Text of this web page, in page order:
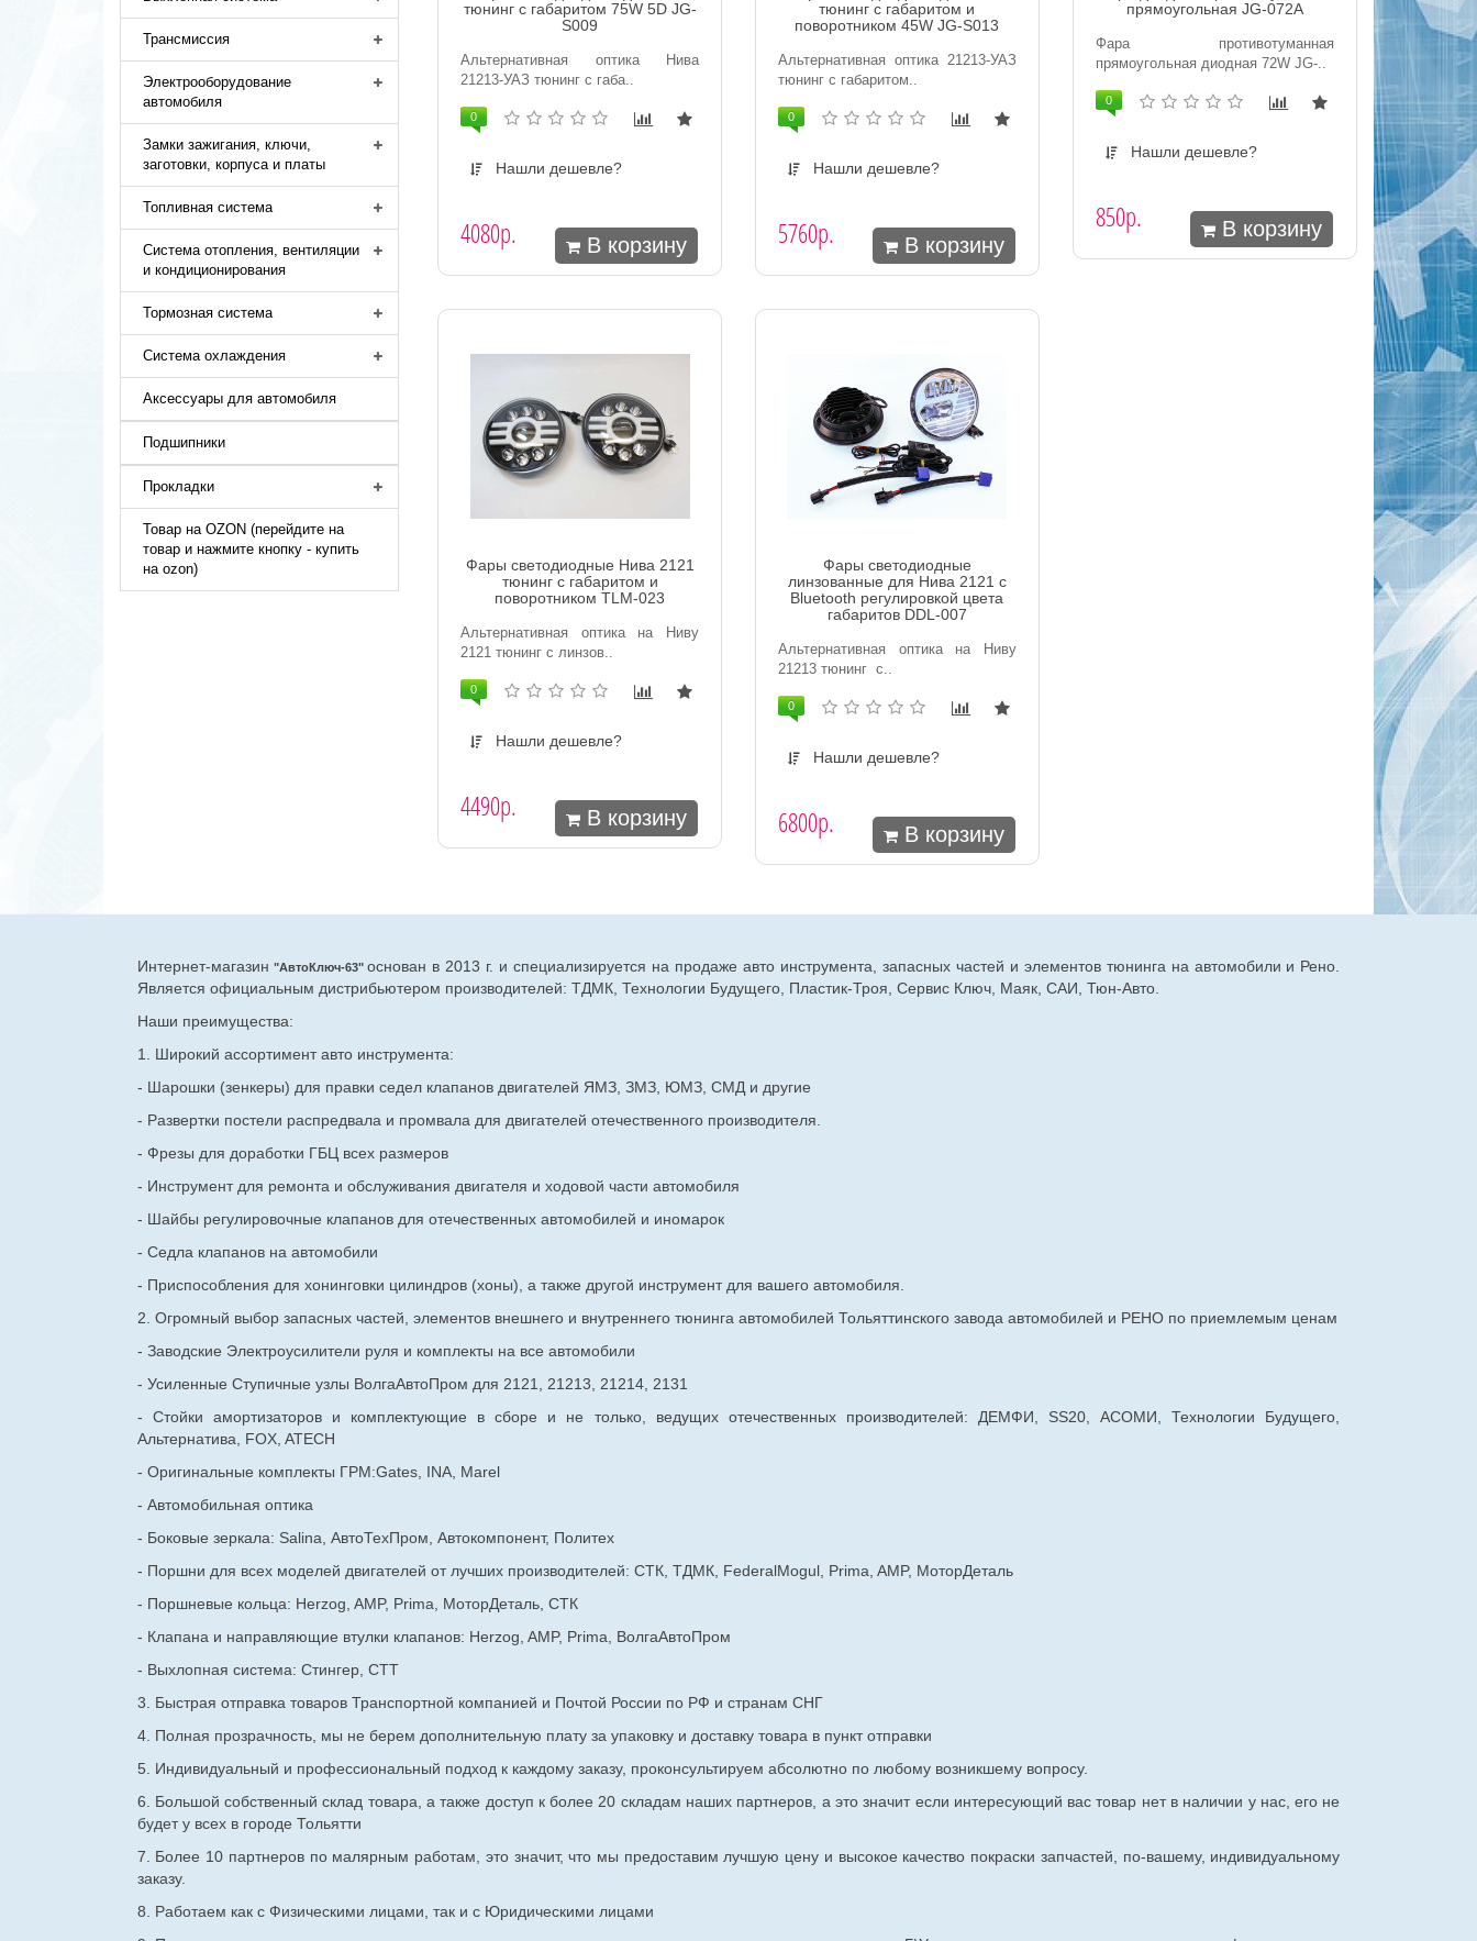
Трансмиссия
Электрооборудование
автомобиля
Замки зажигания, ключи,
заготовки, корпуса и платы
Топливная система
Система отопления, вентиляции
и кондиционирования
Тормозная система
Система охлаждения
Аксессуары для автомобиля
Подшипники
Прокладки
Товар на OZON (перейдите на
товар и нажмите кнопку - купить
на ozon)
тюнинг с габаритом 75W 5D JG-
S009
Альтернативная оптика Нива
21213-УАЗ тюнинг с габа..
0
Нашли дешевле?
4080р. В корзину
тюнинг с габаритом и
поворотником 45W JG-S013
Альтернативная оптика 21213-УАЗ
тюнинг с габаритом..
0
Нашли дешевле?
5760р. В корзину
прямоугольная JG-072A
Фара противотуманная
прямоугольная диодная 72W JG-..
0
Нашли дешевле?
850р. В корзину
Фары светодиодные Нива 2121
тюнинг с габаритом и
поворотником TLM-023
Альтернативная оптика на Ниву
2121 тюнинг с линзов..
0
Нашли дешевле?
4490р. В корзину
Фары светодиодные
линзованные для Нива 2121 с
Bluetooth регулировкой цвета
габаритов DDL-007
Альтернативная оптика на Ниву
21213 тюнинг с..
0
Нашли дешевле?
6800р. В корзину
Интернет-магазин "АвтоКлюч-63"основан в 2013 г. и специализируется на продаже авто инструмента, запасных частей и элементов тюнинга на автомобили и Рено.
Является официальным дистрибьютером производителей: ТДМК, Технологии Будущего, Пластик-Троя, Сервис Ключ, Маяк, САИ, Тюн-Авто.
Наши преимущества:
1. Широкий ассортимент авто инструмента:
- Шарошки (зенкеры) для правки седел клапанов двигателей ЯМЗ, ЗМЗ, ЮМЗ, СМД и другие
- Развертки постели распредвала и промвала для двигателей отечественного производителя.
- Фрезы для доработки ГБЦ всех размеров
- Инструмент для ремонта и обслуживания двигателя и ходовой части автомобиля
- Шайбы регулировочные клапанов для отечественныхавтомобилей и иномарок
- Седла клапанов на автомобили
- Приспособления для хонинговки цилиндров (хоны), а также другой инструмент для вашего автомобиля.
2. Огромный выбор запасных частей, элементов внешнего и внутреннего тюнинга автомобилей Тольяттинского завода автомобилей и РЕНО по приемлемым ценам
- Заводские Электроусилители руля и комплекты на все автомобили
- Усиленные Ступичные узлы ВолгаАвтоПром для 2121, 21213, 21214, 2131
- Стойки амортизаторов и комплектующие в сборе и не только, ведущих отечественных производителей: ДЕМФИ, SS20, АСОМИ, Технологии Будущего,
Альтернатива, FOX, ATECH
- Оригинальные комплекты ГРМ:Gates, INA, Marel
- Автомобильная оптика
- Боковые зеркала: Salina, АвтоТехПром, Автокомпонент, Политех
- Поршни для всех моделей двигателей от лучших производителей: СТК, ТДМК, FederalMogul, Prima, AMP, МоторДеталь
- Поршневые кольца: Herzog, AMP, Prima, МоторДеталь, СТК
- Клапана и направляющие втулки клапанов: Herzog, AMP, Prima, ВолгаАвтоПром
- Выхлопная система: Стингер, СТТ
3. Быстрая отправка товаров Транспортной компанией и Почтой России по РФ и странам СНГ
4. Полная прозрачность, мы не берем дополнительную плату за упаковку и доставку товара в пункт отправки
5. Индивидуальный и профессиональный подход к каждому заказу, проконсультируем абсолютно по любому возникшему вопросу.
6. Большой собственный склад товара, а также доступ к более 20 складам наших партнеров, а это значит если интересующий вас товар нет в наличии у нас, его не
будет у всех в городе Тольятти
7. Более 10 партнеров по малярным работам, это значит, что мы предоставим лучшую цену и высокое качество покраски запчастей, по-вашему, индивидуальному
заказу.
8. Работаем как с Физическими лицами, так и с Юридическими лицами